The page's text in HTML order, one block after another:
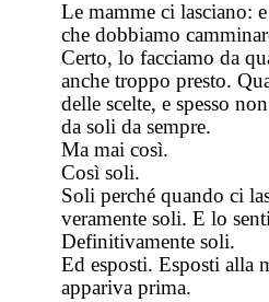
Le mamme ci lasciano:
che dobbiamo
Certo, lo facciamo da
anche troppo presto.
delle scelte, e spesso
da soli da sempre.
Ma mai così.
Così soli.
Soli perché quando ci
veramente soli. E lo
Definitivamente soli.
Ed esposti. Esposti alla
appariva prima.